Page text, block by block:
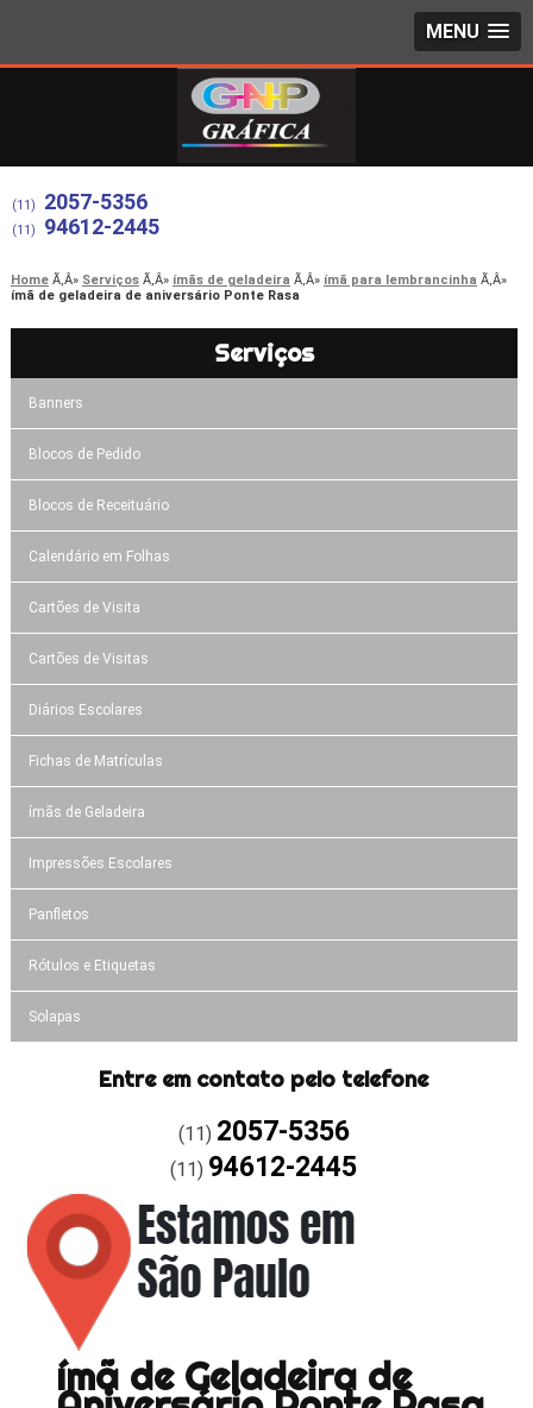
MENU
(11) 2057-5356
(11) 94612-2445
Home Serviços ímãs de geladeira
ímã para lembrancinha
ímã de geladeira de aniversário Ponte Rasa
Serviços
Banners
Blocos de Pedido
Blocos de Receituário
Calendário em Folhas
Cartões de Visita
Cartões de Visitas
Diários Escolares
Fichas de Matrículas
ímãs de Geladeira
Impressões Escolares
Panfletos
Rótulos e Etiquetas
Solapas
Entre em contato pelo telefone
(11) 2057-5356
(11) 94612-2445
ímã de Geladeira de